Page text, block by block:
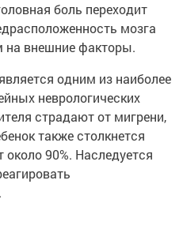
боль переходит
мозга
на внешние факторы.
одним из наиболее
неврологических
страдают от мигрени,
также столкнется
90%. Наследуется